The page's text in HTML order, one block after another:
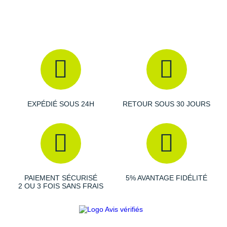
amorti, hygiène et confort
Éléments réfléchissants
: visibilité et sécurité
Drop
Poids constaté chez i-Run
: 398 g en taille 40
chaussures de randonnée
EXPÉDIÉ SOUS 24H RETOUR SOUS 30 JOURS
PAIEMENT SÉCURISÉ
2 OU 3 FOIS SANS FRAIS
5% AVANTAGE FIDÉLITÉ